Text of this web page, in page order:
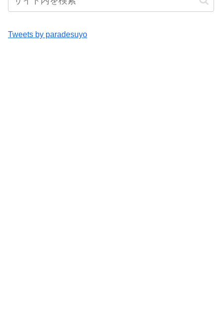
Tweets by paradesuyo